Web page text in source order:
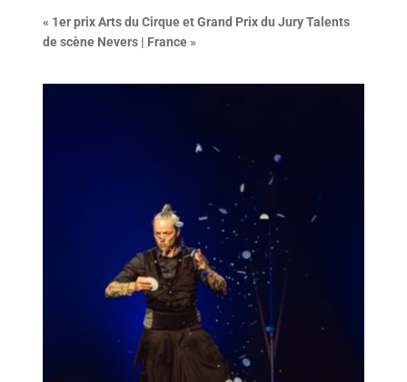
« 1er prix Arts du Cirque et Grand Prix du Jury Talents
de scène Nevers | France »